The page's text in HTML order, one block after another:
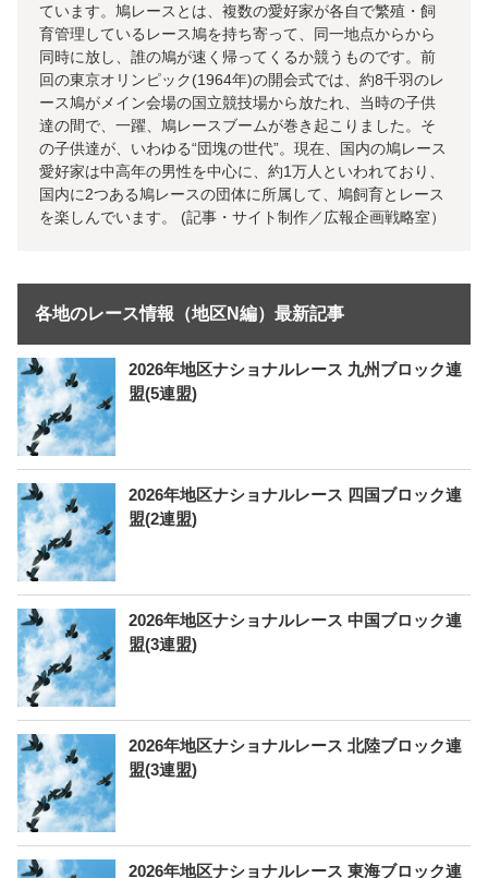
ています。鳩レースとは、複数の愛好家が各自で繁殖・飼
育管理しているレース鳩を持ち寄って、同一地点からから
同時に放し、誰の鳩が速く帰ってくるか競うものです。前
回の東京オリンピック(1964年)の開会式では、約8千羽のレ
ース鳩がメイン会場の国立競技場から放たれ、当時の子供
達の間で、一躍、鳩レースブームが巻き起こりました。そ
の子供達が、いわゆる“団塊の世代”。現在、国内の鳩レース
愛好家は中高年の男性を中心に、約1万人といわれており、
国内に2つある鳩レースの団体に所属して、鳩飼育とレース
を楽しんでいます。 (記事・サイト制作／広報企画戦略室）
各地のレース情報（地区N編）最新記事
2026年地区ナショナルレース 九州ブロック連
盟(5連盟)
2026年地区ナショナルレース 四国ブロック連
盟(2連盟)
2026年地区ナショナルレース 中国ブロック連
盟(3連盟)
2026年地区ナショナルレース 北陸ブロック連
盟(3連盟)
2026年地区ナショナルレース 東海ブロック連